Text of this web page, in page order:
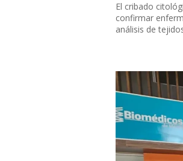
El cribado
confirmar
análisis de